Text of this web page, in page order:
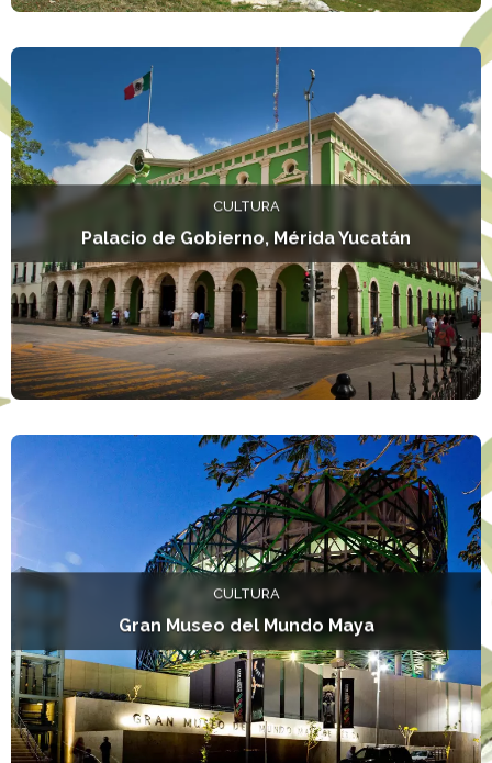
CULTURA
Palacio de Gobierno, Mérida Yucatán
CULTURA
Gran Museo del Mundo Maya